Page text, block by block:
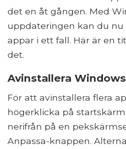
det en åt gången. Med
uppdateringen kan du nu
appar i ett fall. Här är en
det.
Avinstallera
För att avinstallera flera
högerklicka på
nerifrån på en
Anpassa-knappen.